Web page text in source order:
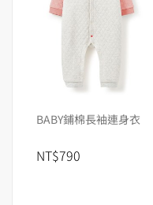
BABY鋪棉長袖連身衣
NT$790